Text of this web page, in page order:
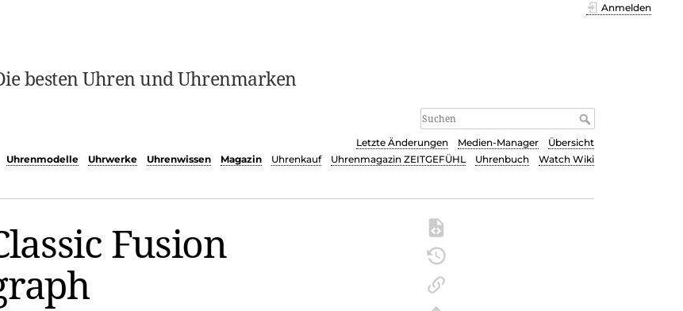
besten Uhren und Uhrenmarken
Anmelden
Letzte Änderungen Medien-Manager
Übersicht
Uhrenmodelle Uhrwerke Uhrenwissen Magazin Uhrenkauf Uhrenmagazin ZEITGEFÜHL Uhrenbuch Watch Wiki
Fusion